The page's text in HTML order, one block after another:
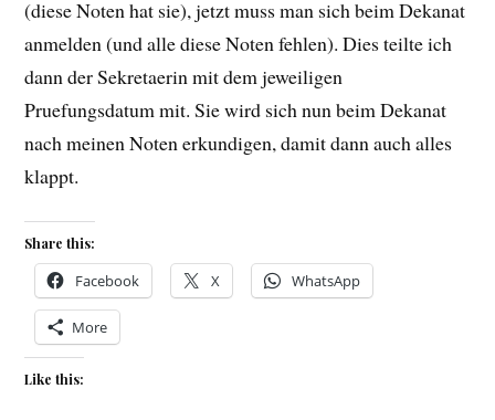
(diese Noten hat sie), jetzt muss man sich beim Dekanat
anmelden (und alle diese Noten fehlen). Dies teilte ich
dann der Sekretaerin mit dem jeweiligen
Pruefungsdatum mit. Sie wird sich nun beim Dekanat
nach meinen Noten erkundigen, damit dann auch alles
klappt.
Share this:
Facebook X WhatsApp
More
Like this: